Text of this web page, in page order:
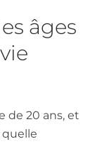
âges
de 20 ans, et
quelle